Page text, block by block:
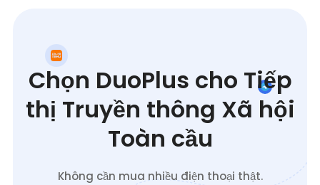
Chọn DuoPlus cho Tiếp
thị Truyền thông Xã hội
Toàn cầu
Không cần mua nhiều điện thoại thật.